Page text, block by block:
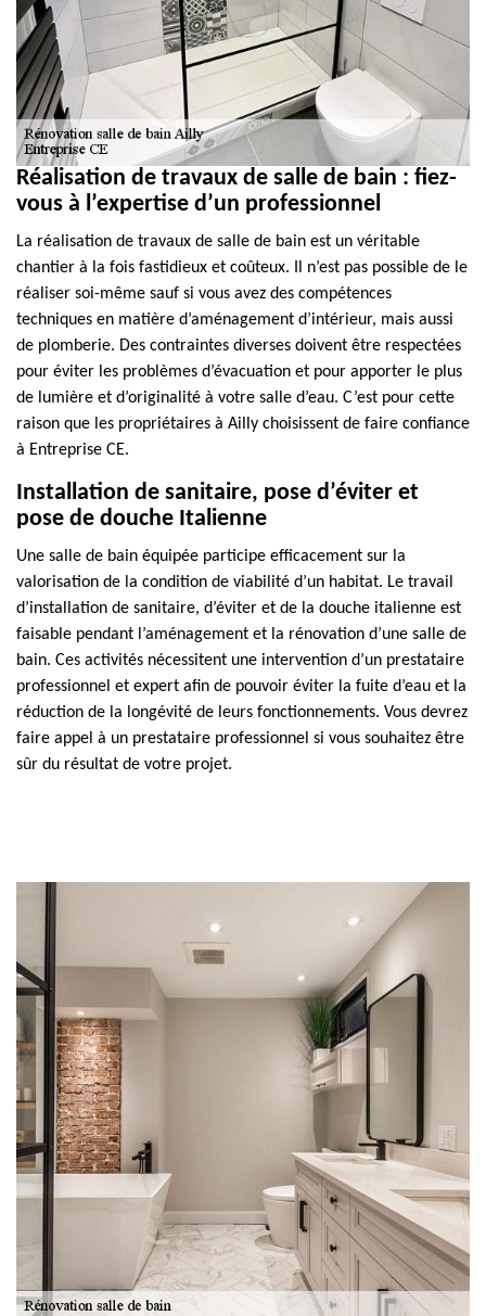
Réalisation de travaux de salle de bain : fiez-
vous à l’expertise d’un professionnel
La réalisation de travaux de salle de bain est un véritable
chantier à la fois fastidieux et coûteux. Il n’est pas possible de le
réaliser soi-même sauf si vous avez des compétences
techniques en matière d’aménagement d’intérieur, mais aussi
de plomberie. Des contraintes diverses doivent être respectées
pour éviter les problèmes d’évacuation et pour apporter le plus
de lumière et d’originalité à votre salle d’eau. C’est pour cette
raison que les propriétaires à Ailly choisissent de faire confiance
à Entreprise CE.
Installation de sanitaire, pose d’éviter et
pose de douche Italienne
Une salle de bain équipée participe efficacement sur la
valorisation de la condition de viabilité d’un habitat. Le travail
d’installation de sanitaire, d’éviter et de la douche italienne est
faisable pendant l’aménagement et la rénovation d’une salle de
bain. Ces activités nécessitent une intervention d’un prestataire
professionnel et expert afin de pouvoir éviter la fuite d’eau et la
réduction de la longévité de leurs fonctionnements. Vous devrez
faire appel à un prestataire professionnel si vous souhaitez être
sûr du résultat de votre projet.